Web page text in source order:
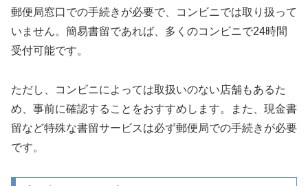
郵便局窓口での手続きが必要で、コンビニでは取り扱って
いません。簡易書留であれば、多くのコンビニで24時間
受付可能です。
ただし、コンビニによっては取扱いのない店舗もあるた
め、事前に確認することをおすすめします。また、現金書
留など特殊な書留サービスは必ず郵便局での手続きが必要
です。